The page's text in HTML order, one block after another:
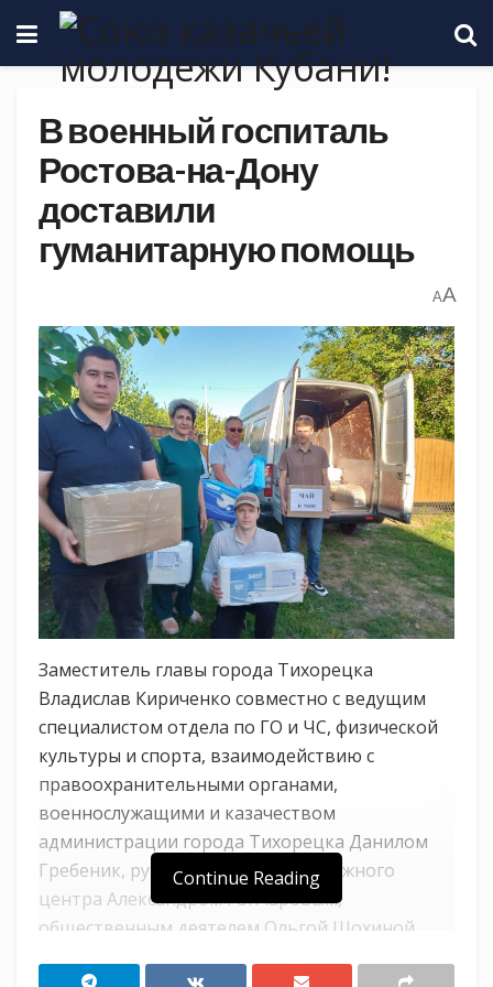
В военный госпиталь
Ростова-на-Дону
доставили
гуманитарную помощь
AA
Заместитель главы города Тихорецка
Владислав Кириченко совместно с ведущим
специалистом отдела по ГО и ЧС, физической
культуры и спорта, взаимодействию с
правоохранительными органами,
военнослужащими и казачеством
администрации города Тихорецка Данилом
Гребеник, руководителем Молодежного
центра Александром Гончаровым,
общественным деятелем Ольгой Шохиной,
Continue Reading